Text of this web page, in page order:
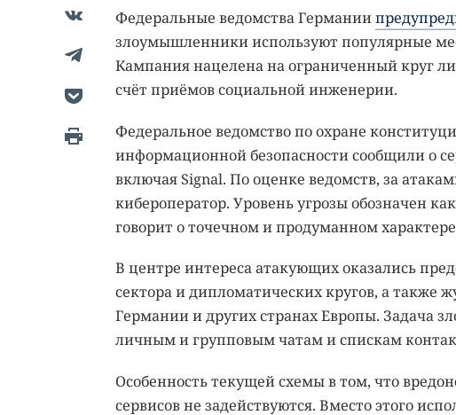
Федеральные ведомства Германии
злоумышленники используют популярные
Кампания нацелена на ограниченный круг
счёт приёмов социальной инженерии.
Федеральное ведомство по охране
информационной безопасности сообщили о
включая Signal. По оценке ведомств, за
кибероператор. Уровень угрозы обозначен
говорит о точечном и продуманном
В центре интереса атакующих оказались
сектора и дипломатических кругов, а также
Германии и других странах Европы. Задача
личным и групповым чатам и спискам
Особенность текущей схемы в том, что
сервисов не задействуются. Вместо этого